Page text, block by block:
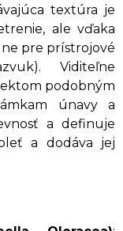
textúra je
ale vďaka
pre prístrojové
Viditeľne
podobným
únavy a
a definuje
a dodáva jej